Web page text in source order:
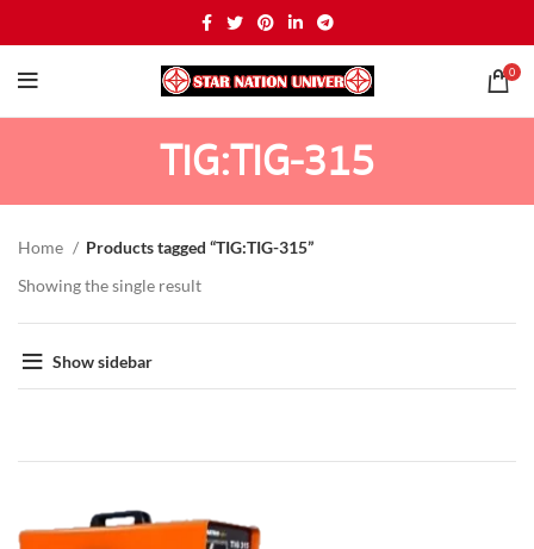
0
TIG:TIG-315
Home
Products tagged “TIG:TIG-315”
Showing the single result
Show sidebar